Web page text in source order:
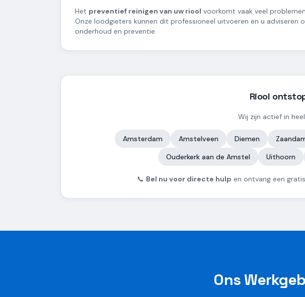
Het preventief reinigen van uw riool voorkomt vaak veel
Onze loodgieters kunnen dit professioneel uitvoeren en u adviseren
onderhoud en preventie.
Riool
Wij zijn actief in heel
Amsterdam Amstelveen Diemen
Ouderkerk aan de Amstel
Uithoorn
📞 Bel nu voor directe hulp en ontvang een
Ons